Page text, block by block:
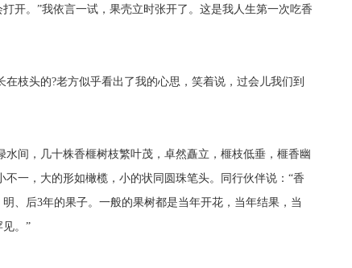
开。”我依言一试，果壳立时张开了。这是我人生第一次吃香
头的?老方似乎看出了我的心思，笑着说，过会儿我们到
间，几十株香榧树枝繁叶茂，卓然矗立，榧枝低垂，榧香幽
一，大的形如橄榄，小的状同圆珠笔头。同行伙伴说：“香
、后3年的果子。一般的果树都是当年开花，当年结果，当
见。”